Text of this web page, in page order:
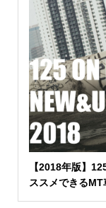
【2018年版】
ススメできるMT